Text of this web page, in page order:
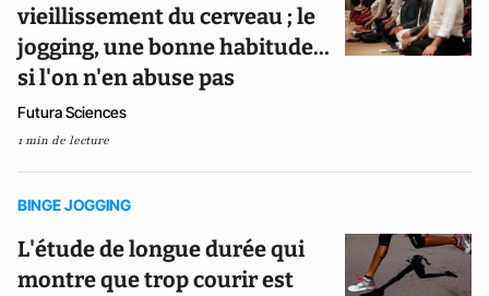
vieillissement du cerveau ; le
jogging, une bonne habitude...
si l'on n'en abuse pas
Futura Sciences
1 min de lecture
BINGE JOGGING
L'étude de longue durée qui
montre que trop courir est